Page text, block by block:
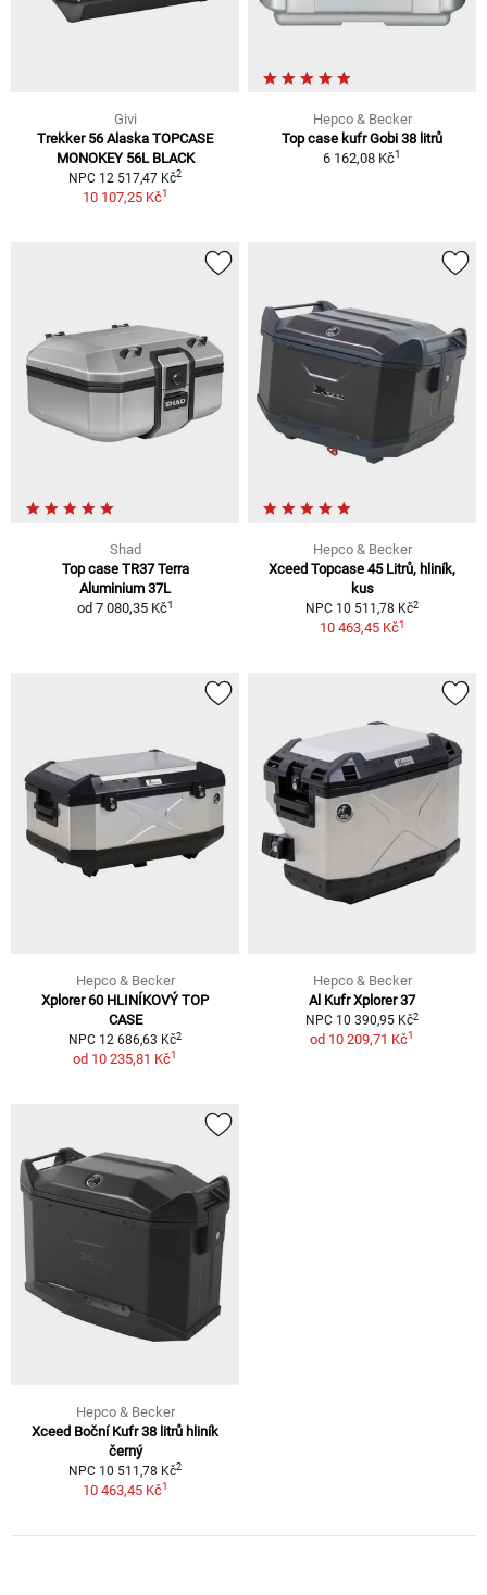
Givi
Trekker 56 Alaska TOPCASE
MONOKEY 56L BLACK
NPC 12 517,47 Kč2
10 107,25 Kč1
Hepco & Becker
Top case kufr Gobi 38 litrů
6 162,08 Kč1
Shad
Top case TR37 Terra
Aluminium 37L
od 7 080,35 Kč1
Hepco & Becker
Xceed Topcase 45 Litrů, hliník,
kus
NPC 10 511,78 Kč2
10 463,45 Kč1
Hepco & Becker
Xplorer 60 HLINÍKOVÝ TOP
CASE
NPC 12 686,63 Kč2
od 10 235,81 Kč1
Hepco & Becker
Al Kufr Xplorer 37
NPC 10 390,95 Kč2
od 10 209,71 Kč1
Hepco & Becker
Xceed Boční Kufr 38 litrů hliník
černý
NPC 10 511,78 Kč2
10 463,45 Kč1